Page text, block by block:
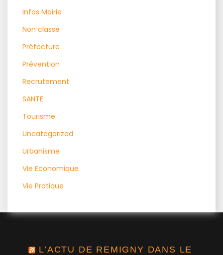
Infos Mairie
Non classé
Préfecture
Prévention
Recrutement
SANTE
Tourisme
Uncategorized
Urbanisme
Vie Economique
Vie Pratique
L’ACTU DE REMIGNY DANS LE